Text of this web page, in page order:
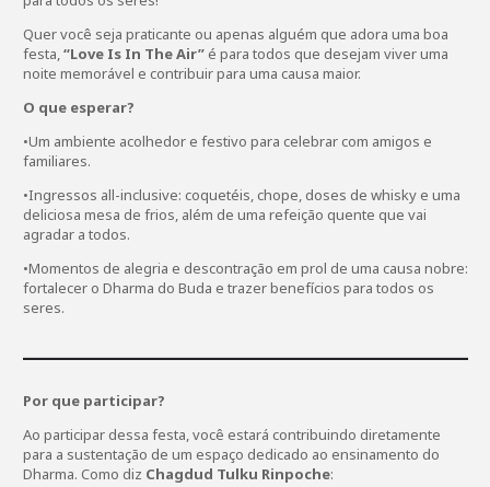
Quer você seja praticante ou apenas alguém que adora uma boa
festa,“Love Is In The Air” é para todos que desejam viver uma
noite memorável e contribuir para uma causa maior.
O que esperar?
•Um ambiente acolhedor e festivo para celebrar com amigos e
familiares.
•Ingressos all-inclusive: coquetéis, chope, doses de whisky e uma
deliciosa mesa de frios, além de uma refeição quente que vai
agradar a todos.
•Momentos de alegria e descontração em prol de uma causa nobre:
fortalecer o Dharma do Buda e trazer benefícios para todos os
seres.
Por que participar?
Ao participar dessa festa, você estará contribuindo diretamente
para a sustentação de um espaço dedicado ao ensinamento do
Dharma. Como diz Chagdud Tulku Rinpoche: